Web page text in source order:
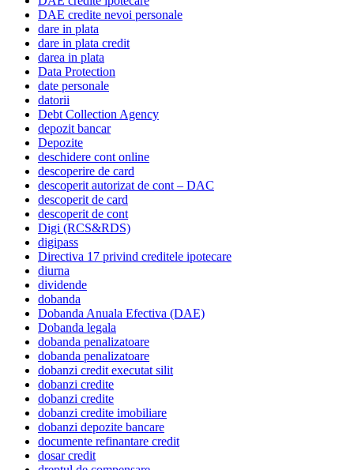
DAE credite nevoi personale
dare in plata
dare in plata credit
darea in plata
Data Protection
date personale
datorii
Debt Collection Agency
depozit bancar
Depozite
deschidere cont online
descoperire de card
descoperit autorizat de cont – DAC
descoperit de card
descoperit de cont
Digi (RCS&RDS)
digipass
Directiva 17 privind creditele ipotecare
diurna
dividende
dobanda
Dobanda Anuala Efectiva (DAE)
Dobanda legala
dobanda penalizatoare
dobanda penalizatoare
dobanzi credit executat silit
dobanzi credite
dobanzi credite
dobanzi credite imobiliare
dobanzi depozite bancare
documente refinantare credit
dosar credit